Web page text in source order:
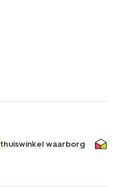
thuiswinkel waarborg